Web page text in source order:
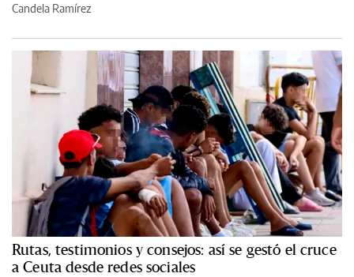
Candela Ramírez
Rutas, testimonios y consejos: así se gestó el cruce
a Ceuta desde redes sociales